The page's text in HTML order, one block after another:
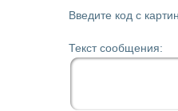
Введите код с
Текст сообщения: